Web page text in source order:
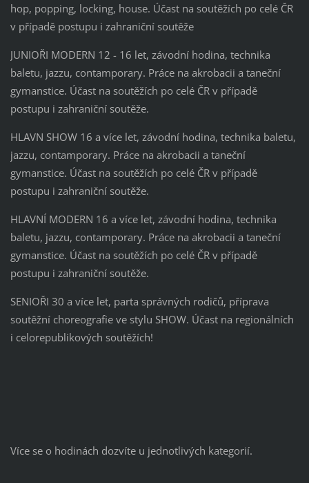
hop, popping, locking, house. Účast na soutěžích po celé ČR
v případě postupu i zahraniční soutěže
JUNIOŘI MODERN 12 - 16 let, závodní hodina, technika
baletu, jazzu, contamporary. Práce na akrobacii a taneční
gymanstice. Účast na soutěžích po celé ČR v případě
postupu i zahraniční soutěže.
HLAVN SHOW 16 a více let, závodní hodina, technika baletu,
jazzu, contamporary. Práce na akrobacii a taneční
gymanstice. Účast na soutěžích po celé ČR v případě
postupu i zahraniční soutěže.
HLAVNÍ MODERN 16 a více let, závodní hodina, technika
baletu, jazzu, contamporary. Práce na akrobacii a taneční
gymanstice. Účast na soutěžích po celé ČR v případě
postupu i zahraniční soutěže.
SENIOŘI 30 a více let, parta správných rodičů, příprava
soutěžní choreografie ve stylu SHOW. Účast na regionálních
i celorepublikových soutěžích!
Více se o hodinách dozvíte u jednotlivých kategorií.